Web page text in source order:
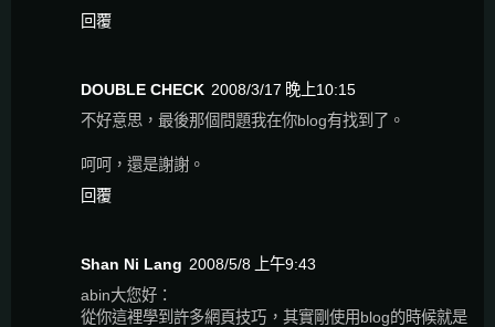
回覆
DOUBLE CHECK 2008/3/17 晚上10:15
不好意思，最後那個問題我在你blog有找到了。
呵呵，還是謝謝。
回覆
Shan Ni Lang 2008/5/8 上午9:43
abin大您好：
從你這裡學到許多網頁技巧，其實剛使用blog的時候就是